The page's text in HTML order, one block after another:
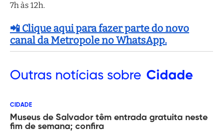
7h às 12h.
📲 Clique aqui para fazer parte do novo
canal da Metropole no WhatsApp.
Outras notícias sobre Cidade
CIDADE
Museus de Salvador têm entrada gratuita neste
fim de semana; confira